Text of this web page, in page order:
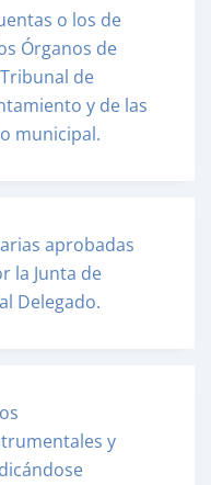
o los de
Órganos de
de
y de las
municipal.
aprobadas
la Junta de
Delegado.
y